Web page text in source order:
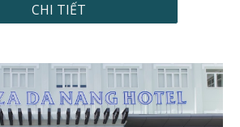
CHI TIẾT